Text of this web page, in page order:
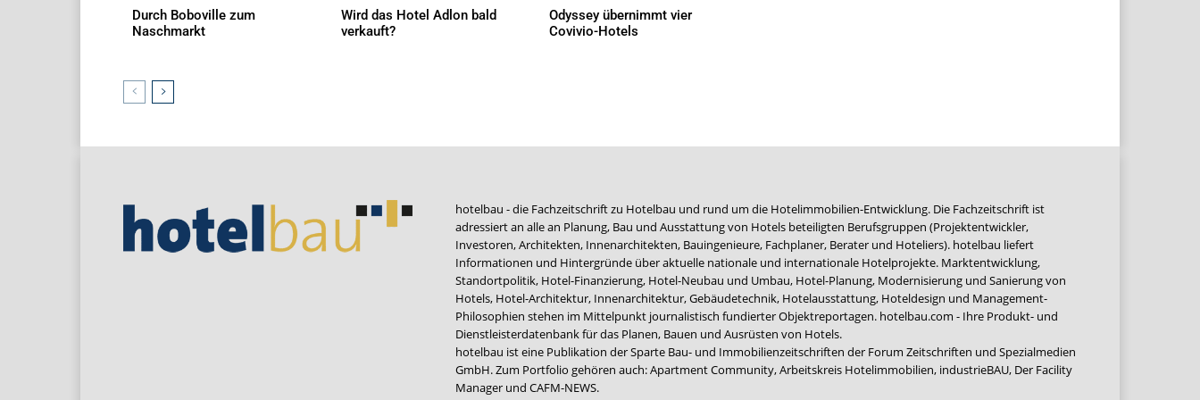
Durch Boboville zum
Naschmarkt
Wird das Hotel Adlon bald
verkauft?
Odyssey übernimmt vier
Covivio-Hotels
hotelbau - die Fachzeitschrift zu Hotelbau und rund um die Hotelimmobilien-Entwicklung. Die Fachzeitschrift ist
adressiert an alle an Planung, Bau und Ausstattung von Hotels beteiligten Berufsgruppen (Projektentwickler,
Investoren, Architekten, Innenarchitekten, Bauingenieure, Fachplaner, Berater und Hoteliers). hotelbau liefert
Informationen und Hintergründe über aktuelle nationale und internationale Hotelprojekte. Marktentwicklung,
Standortpolitik, Hotel-Finanzierung, Hotel-Neubau und Umbau, Hotel-Planung, Modernisierung und Sanierung von
Hotels, Hotel-Architektur, Innenarchitektur, Gebäudetechnik, Hotelausstattung, Hoteldesign und Management-
Philosophien stehen im Mittelpunkt journalistisch fundierter Objektreportagen. hotelbau.com - Ihre Produkt- und
Dienstleisterdatenbank für das Planen, Bauen und Ausrüsten von Hotels.
hotelbau ist eine Publikation der Sparte Bau- und Immobilienzeitschriften der Forum Zeitschriften und Spezialmedien
GmbH. Zum Portfolio gehören auch:Apartment Community,Arbeitskreis Hotelimmobilien, industrieBAU, Der Facility
Manager und CAFM-NEWS.